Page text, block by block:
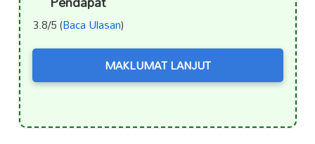
3.8/5 (Baca Ulasan)
MAKLUMAT LANJUT